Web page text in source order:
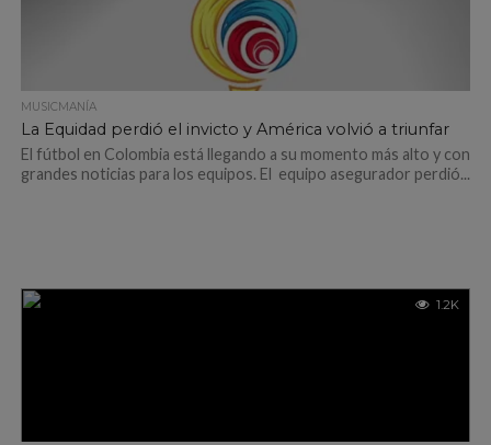
MUSICMANÍA
La Equidad perdió el invicto y América volvió a triunfar
El fútbol en Colombia está llegando a su momento más alto y con
grandes noticias para los equipos. El equipo asegurador perdió...
1.2K